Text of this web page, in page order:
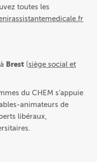
toutes les
Brest(siège social et
du CHEM s’appuie
animateurs de
libéraux,